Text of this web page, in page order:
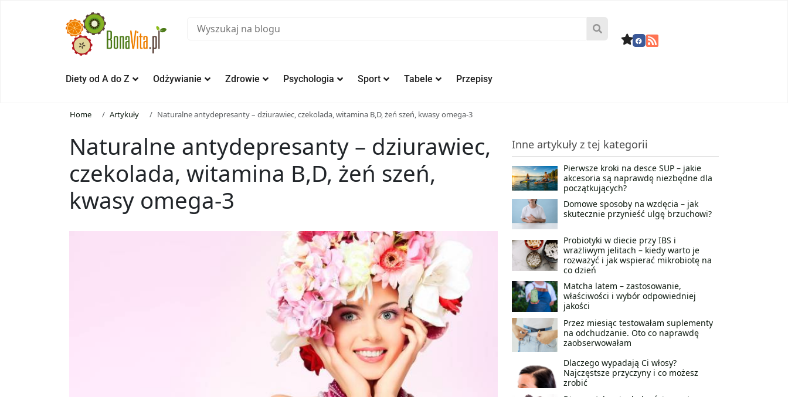
Diety od A do Z Odżywianie Zdrowie Psychologia Sport Tabele Przepisy
Home Artykuły Naturalne antydepresanty – dziurawiec, czekolada, witamina B,D, żeń szeń, kwasy omega-3
Naturalne antydepresanty – dziurawiec,
czekolada, witamina B,D, żeń szeń,
kwasy omega-3
Inne artykuły z tej kategorii
Pierwsze kroki na desce SUP – jakie
akcesoria są naprawdę niezbędne dla
początkujących?
Domowe sposoby na wzdęcia – jak
skutecznie przynieść ulgę brzuchowi?
Probiotyki w diecie przy IBS i
wrażliwym jelitach – kiedy warto je
rozważyć i jak wspierać mikrobiotę na
co dzień
Matcha latem – zastosowanie,
właściwości i wybór odpowiedniej
jakości
Przez miesiąc testowałam suplementy
na odchudzanie. Oto co naprawdę
zaobserwowałam
Dlaczego wypadają Ci włosy?
Najczęstsze przyczyny i co możesz
zrobić